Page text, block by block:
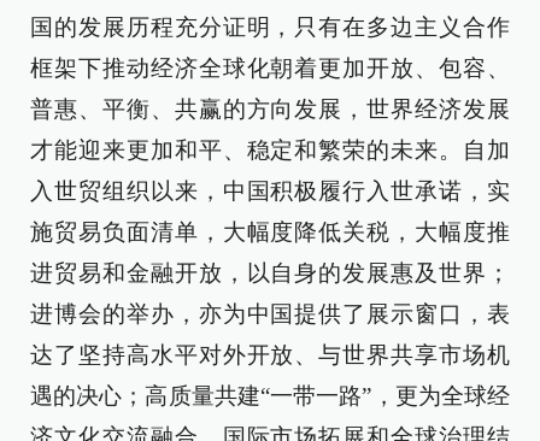
国的发展历程充分证明，只有在多边主义合作
框架下推动经济全球化朝着更加开放、包容、
普惠、平衡、共赢的方向发展，世界经济发展
才能迎来更加和平、稳定和繁荣的未来。自加
入世贸组织以来，中国积极履行入世承诺，实
施贸易负面清单，大幅度降低关税，大幅度推
进贸易和金融开放，以自身的发展惠及世界；
进博会的举办，亦为中国提供了展示窗口，表
达了坚持高水平对外开放、与世界共享市场机
遇的决心；高质量共建“一带一路”，更为全球经